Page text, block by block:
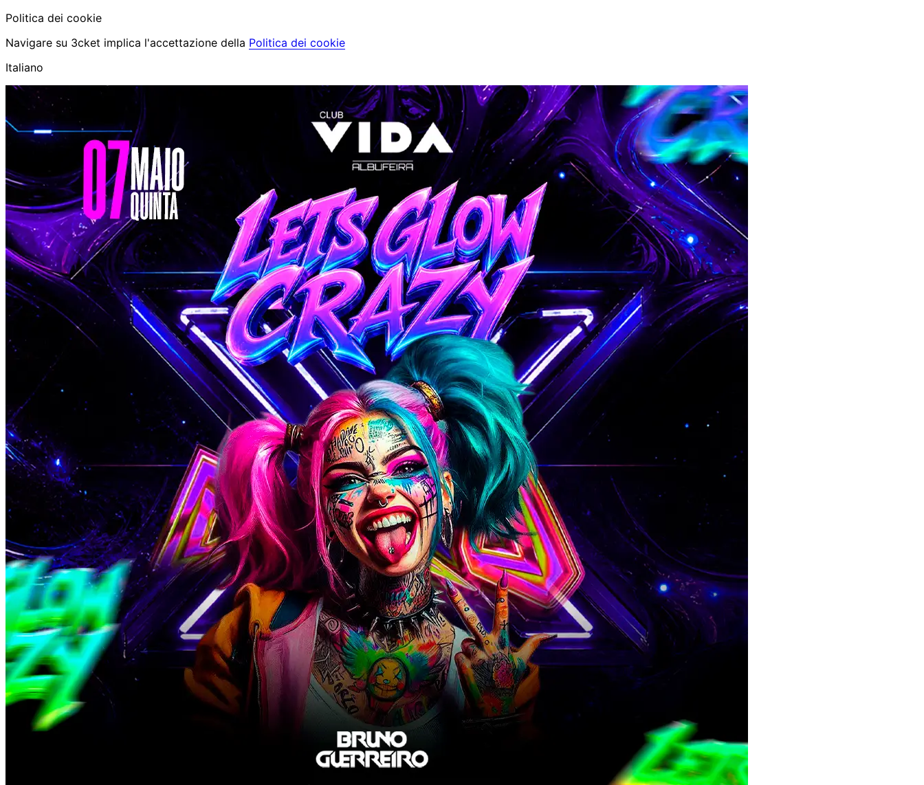
Politica dei cookie
Navigare su 3cket implica l'accettazione della Politica dei cookie
Italiano